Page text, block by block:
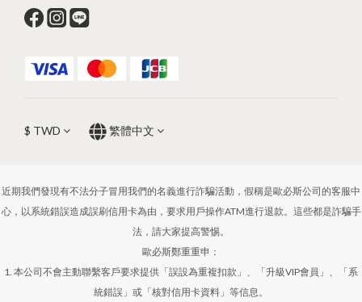
$ TWD 繁體中文
近期我們發現有不法分子冒用我們的名義進行詐騙活動，假稱是歐必斯公司的客服中
心，以系統錯誤造成誤刷信用卡為由，要求用戶操作ATM進行退款。這些都是詐騙手
法，請大家提高警惕。
歐必斯鄭重重申：
1. 本公司不會主動聯繫客戶要求提供「誤設為重複扣款」、「升級VIP會員」、「系
統錯誤」或「核對信用卡資料」等信息。